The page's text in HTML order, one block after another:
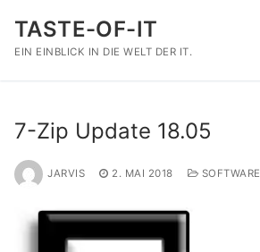
Inhalt
springen
TASTE-OF-IT
EIN EINBLICK IN DIE WELT DER IT.
7-Zip Update 18.05
JARVIS 2. MAI 2018 SOFTWARE